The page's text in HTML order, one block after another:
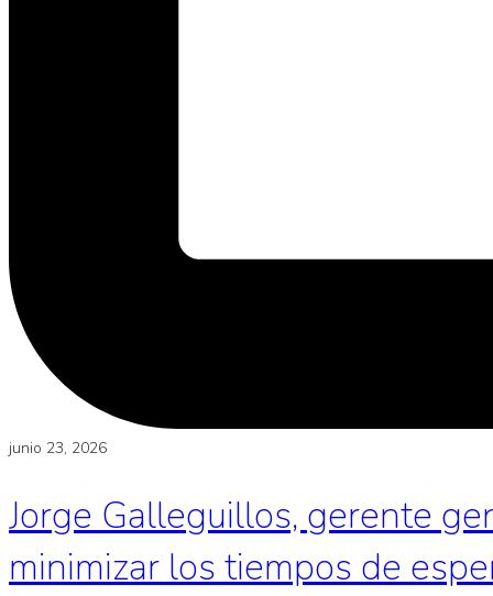
junio 23, 2026
Jorge Galleguillos, gerente
minimizar los tiempos de